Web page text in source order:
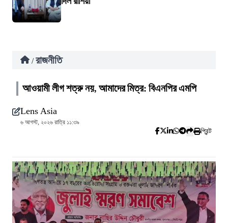
/ রাজনীতি
আওয়ামী লীগ শত্রু নয়, আমাদের মিত্র: বিএনপির এমপি
Lens Asia
৬ আগস্ট, ২০২৬ রাত্রি ১১:৩৯
প্রিন্ট